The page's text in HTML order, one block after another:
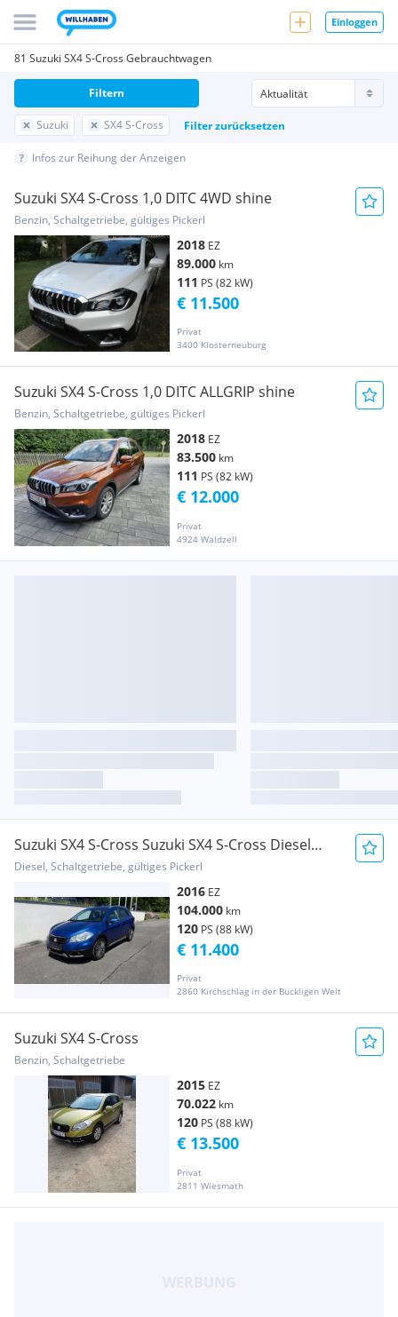
Einloggen
81 Suzuki SX4 S-Cross Gebrauchtwagen
Suzuki SX4 S-Cross Filter zurücksetzen
Filtern
Infos zur Reihung der Anzeigen
Suzuki SX4 S-Cross 1,0 DITC 4WD shine
Benzin, Schaltgetriebe, gültiges Pickerl
2018 EZ
89.000 km
111 PS (82 kW)
Privat
3400 Klosterneuburg
€ 11.500
Suzuki SX4 S-Cross 1,0 DITC ALLGRIP shine
Benzin, Schaltgetriebe, gültiges Pickerl
2018 EZ
83.500 km
111 PS (82 kW)
Privat
4924 Waldzell
€ 12.000
Suzuki SX4 S-Cross Suzuki SX4 S-Cross Diesel
Allrad 1,6 DDiS Allgrip
Diesel, Schaltgetriebe, gültiges Pickerl
2016 EZ
104.000 km
120 PS (88 kW)
Privat
2860 Kirchschlag in der Buckligen Welt
€ 11.400
Suzuki SX4 S-Cross
Benzin, Schaltgetriebe
2015 EZ
70.022 km
120 PS (88 kW)
Privat
2811 Wiesmath
€ 13.500